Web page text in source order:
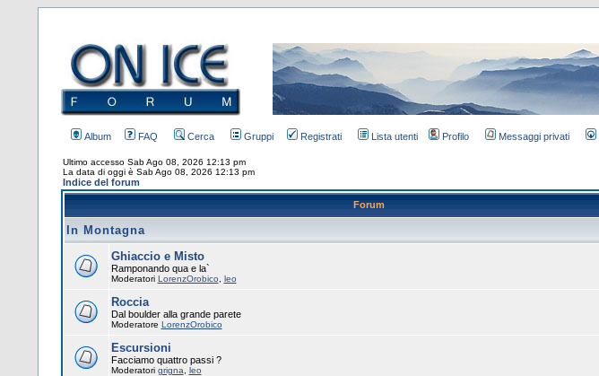
Album FAQ Cerca Gruppi Registrati Lista utenti Profilo Messaggi privati
Ultimo accesso Sab Ago 08, 2026 12:13 pm
La data di oggi è Sab Ago 08, 2026 12:13 pm
Indice del forum
Forum
In Montagna
Ghiaccio e Misto
Ramponando qua e la`
Moderatori LorenzOrobico leo
Roccia
Dal boulder alla grande parete
Moderatore LorenzOrobico
Escursioni
Facciamo quattro passi ?
Moderatori grigna leo